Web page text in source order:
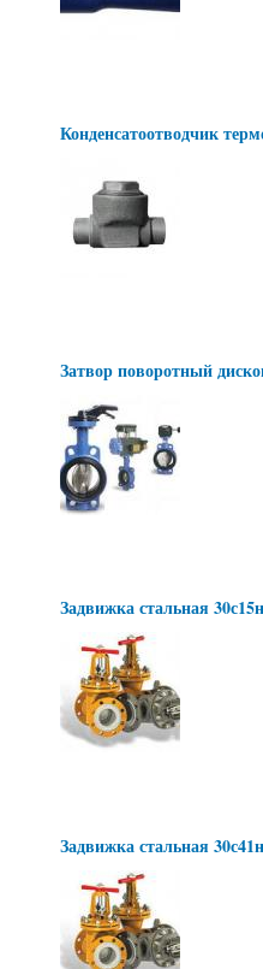
Конденсатоотводчик
Затвор поворотный
Задвижка стальная
Задвижка стальная